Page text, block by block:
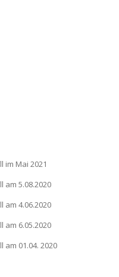
im Mai 2021
am 5.08.2020
am 4.06.2020
am 6.05.2020
am 01.04. 2020